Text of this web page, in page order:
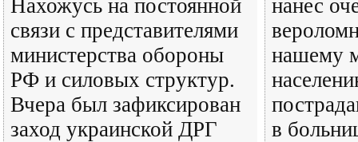
Нахожусь на постоянной
связи с представителями
министерства обороны
РФ и силовых структур.
Вчера был зафиксирован
заход украинской ДРГ
нанес
нашему
в